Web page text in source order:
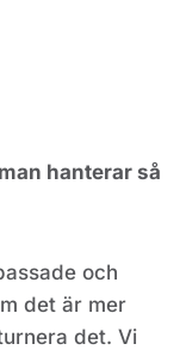
hanterar så
och
det är mer
det. Vi